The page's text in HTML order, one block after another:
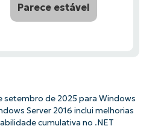
Parece estável
setembro de 2025 para Windows
Server 2016 inclui melhorias
cumulativa no .NET